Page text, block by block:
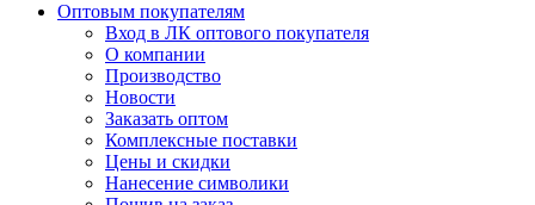
Оптовым покупателям
Вход в ЛК оптового покупателя
О компании
Производство
Новости
Заказать оптом
Комплексные поставки
Цены и скидки
Нанесение символики